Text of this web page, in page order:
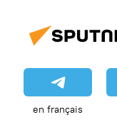
en français